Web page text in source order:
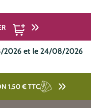
2026 et le 24/08/2026
1,50 €TTC